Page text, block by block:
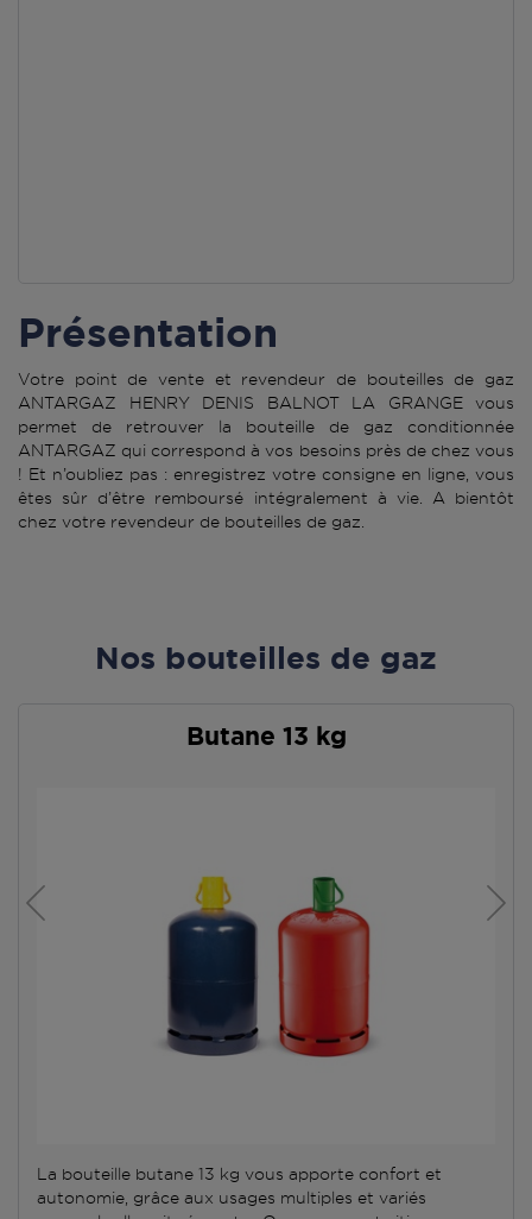
Présentation
Votre point de vente et revendeur de bouteilles de gaz
ANTARGAZ HENRY DENIS BALNOT LA GRANGE vous
permet de retrouver la bouteille de gaz conditionnée
ANTARGAZ qui correspond à vos besoins près de chez vous
! Et n’oubliez pas : enregistrez votre consigne en ligne, vous
êtes sûr d’être remboursé intégralement à vie. A bientôt
chez votre revendeur de bouteilles de gaz.
Nos bouteilles de gaz
Butane 13 kg
La bouteille butane 13 kg vous apporte confort et
autonomie, grâce aux usages multiples et variés